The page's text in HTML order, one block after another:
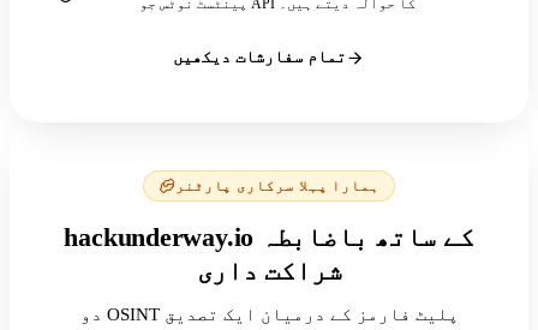
پینٹسٹ نوٹس جو API کا حوالہ دیتے ہیں۔
تمام سفارشات دیکھیں
ہمارا پہلا سرکاری پارٹنر
hackunderway.io کے ساتھ باضابطہ
شراکت داری
دو OSINT پلیٹ فارمز کے درمیان ایک تصدیق